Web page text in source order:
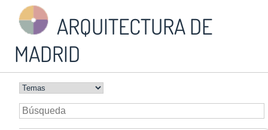
ARQUITECTURA DE
MADRID